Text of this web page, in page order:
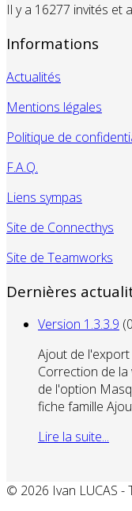
Il y a 16277 invités et
Informations
Actualités
Mentions légales
Politique de
F.A.Q.
Liens sympas
Site de Connecthys
Site de Teamworks
Dernières
Version 1.3.3.9
Ajout de
Correction de la
de l'option
fiche famille
Lire la suite...
© 2026 Ivan LUCAS -